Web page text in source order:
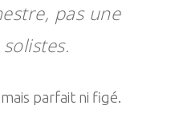
pas une
parfait ni figé.